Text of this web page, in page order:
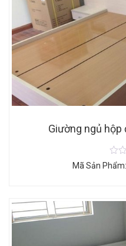
Giường ngủ
Mã Sản